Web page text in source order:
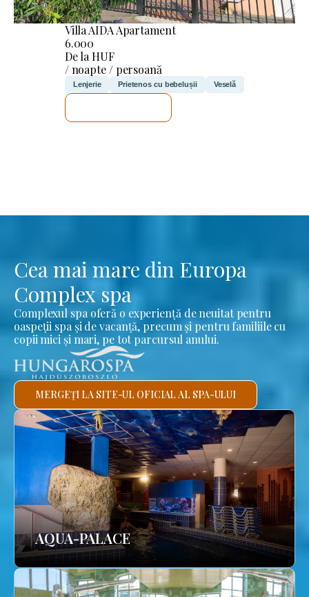
Villa AIDA Apartament
6.000
De la HUF
/ noapte / persoană
Lenjerie Prietenos cu bebelușii Veselă
Cea mai mare din Europa
Complex spa
Complexul spa oferă o experiență de neuitat pentru
oaspeții spa și de vacanță, precum și pentru familiile cu
copii mici și mari, pe tot parcursul anului.
MERGEȚI LA SITE-UL OFICIAL AL SPA-ULUI
AQUA-PALACE